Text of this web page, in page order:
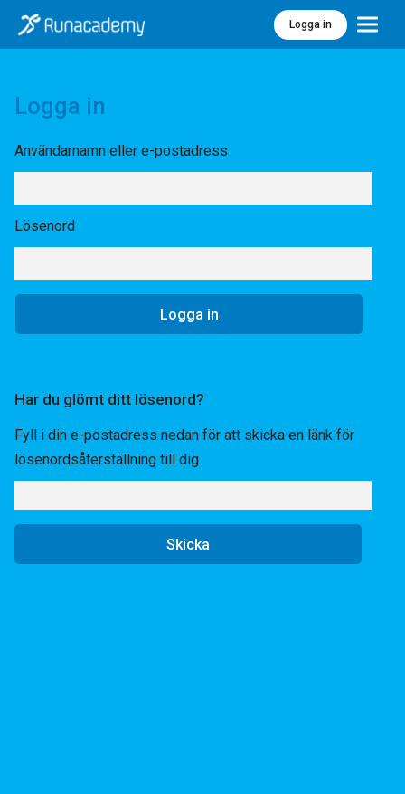
Logga in Meny
Logga in
Användarnamn eller e-postadress
Lösenord
Har du glömt ditt lösenord?
Fyll i din e-postadress nedan för att skicka en länk för
lösenordsåterställning till dig.